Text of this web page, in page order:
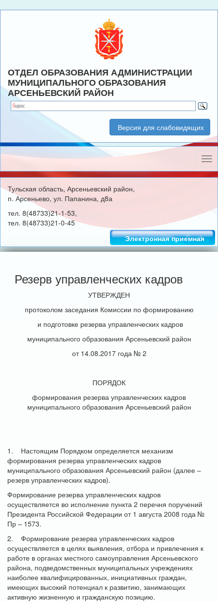
ОТДЕЛ ОБРАЗОВАНИЯ АДМИНИСТРАЦИИ
МУНИЦИПАЛЬНОГО ОБРАЗОВАНИЯ
АРСЕНЬЕВСКИЙ РАЙОН
Версия для слабовидящих
Тульская область, Арсеньевский район,
п. Арсеньево, ул. Папанина, д8а
тел. 8(48733)21-1-53,
тел. 8(48733)21-0-45
Электронная приемная
Резерв управленческих кадров
УТВЕРЖДЕН
протоколом заседания Комиссии по формированию
и подготовке резерва управленческих кадров
муниципального образования Арсеньевский район
от 14.08.2017 года № 2
ПОРЯДОК
формирования резерва управленческих кадров
муниципального образования Арсеньевский район
1. Настоящим Порядком определяется механизм
формирования резерва управленческих кадров
муниципального образования Арсеньевский район (далее –
резерв управленческих кадров).
Формирование резерва управленческих кадров
осуществляется во исполнение пункта 2 перечня поручений
Президента Российской Федерации от 1 августа 2008 года №
Пр – 1573.
2. Формирование резерва управленческих кадров
осуществляется в целях выявления, отбора и привлечения к
работе в органах местного самоуправления Арсеньевского
района, подведомственных муниципальных учреждениях
наиболее квалифицированных, инициативных граждан,
имеющих высокий потенциал к развитию, занимающих
активную жизненную и гражданскую позицию.